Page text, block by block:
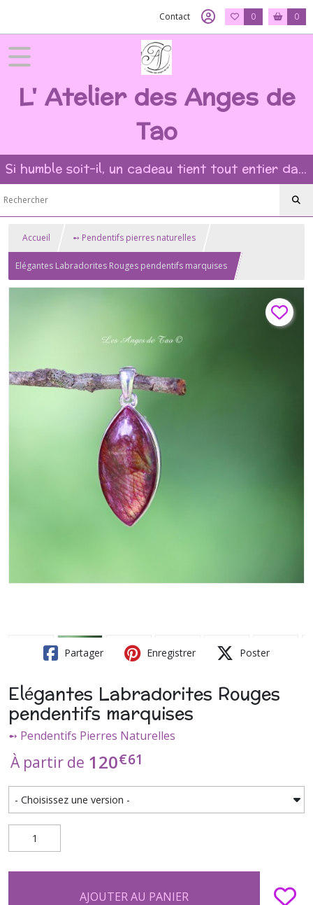
Contact 0 0
L' Atelier des Anges de
Tao
Si humble soit-il, un cadeau tient tout entier dans l'intention et la beauté du geste ?
Accueil ➻ Pendentifs pierres naturelles
Elégantes Labradorites Rouges pendentifs marquises
Partager Enregistrer Poster
Elégantes Labradorites Rouges
pendentifs marquises
➻ Pendentifs Pierres Naturelles
À partir de 120€61
AJOUTER AU PANIER